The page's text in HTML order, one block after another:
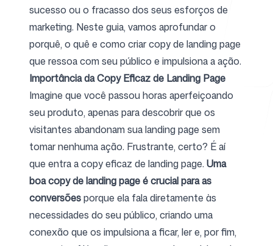
Central de ajuda
Ferramentas Gratuitas
FAQ
sucesso ou o fracasso dos seus esforços de
marketing. Neste guia, vamos aprofundar o
porquê, o quê e como criar copy de landing page
que ressoa com seu público e impulsiona a ação.
Importância da Copy Eficaz de Landing Page
Imagine que você passou horas aperfeiçoando
seu produto, apenas para descobrir que os
visitantes abandonam sua landing page sem
tomar nenhuma ação. Frustrante, certo? É aí
que entra a copy eficaz de landing page. Uma
boa copy de landing page é crucial para as
conversõesporque ela fala diretamente às
necessidades do seu público, criando uma
conexão que os impulsiona a ficar, ler e, por fim,